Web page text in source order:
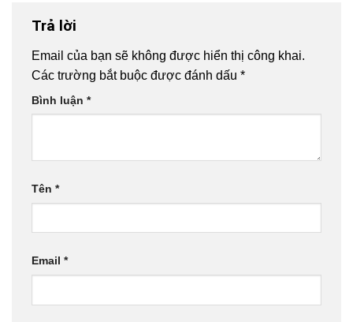
Trả lời
Email của bạn sẽ không được hiển thị công khai.
Các trường bắt buộc được đánh dấu *
Bình luận *
Tên *
Email *